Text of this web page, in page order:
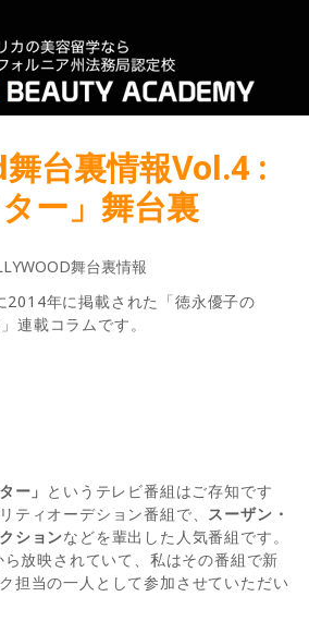
台裏情報Vol.4 :
ー」舞台裏
舞台裏情報
年に掲載された「徳永優子の
連載コラムです。
ー」 というテレビ番組はご存知です
ティオーデション番組で、 スーザン・
ションなどを輩出した人気番組です。
放映されていて、私はその番組で新
担当の一人として参加させていただい